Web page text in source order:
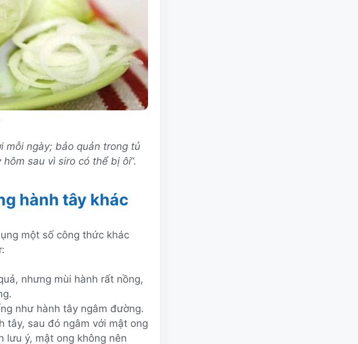
mỗi ngày; bảo quản trong tủ
sau vì siro có thể bị ôi”.
hành tây khác
một số công thức khác
nhưng mùi hành rất nồng,
như hành tây ngâm đường.
tây, sau đó ngâm với mật ong
lưu ý, mật ong không nên